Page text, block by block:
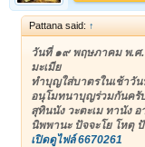
Pattana said: ↑
วันที่ ๑๙ พฤษภาคม พ.ศ
มะเมีย
ทำบุญใส่บาตรในเช้าวั
อนุโมทนาบุญร่วมกันครั
สุทินนัง วะตะเม ทานัง อ
นิพพานะ ปัจจะโย โหตุ
เปิดดูไฟล์ 6670261